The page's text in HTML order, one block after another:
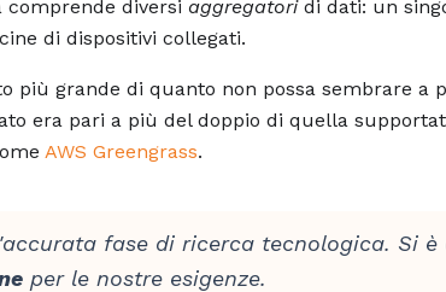
diversi aggregatoridi dati: un
di dispositivi collegati.
più grande di quanto non possa sembrare a
era pari a più del doppio di quella
AWS Greengrass.
fase di ricerca tecnologica. Si
per le nostre esigenze.